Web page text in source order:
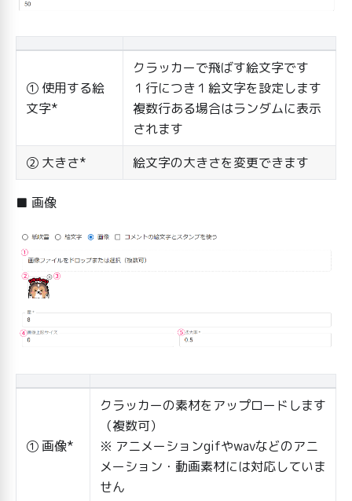
① 使用する絵
文字*
クラッカーで飛ばす絵文字です
１行につき１絵文字を設定します
複数行ある場合はランダムに表示
されます
② 大きさ*
絵文字の大きさを変更できます
■ 画像
① 画像*
クラッカーの素材をアップロードします
（複数可）
※ アニメーションgifやwavなどのアニ
メーション・動画素材には対応していま
せん